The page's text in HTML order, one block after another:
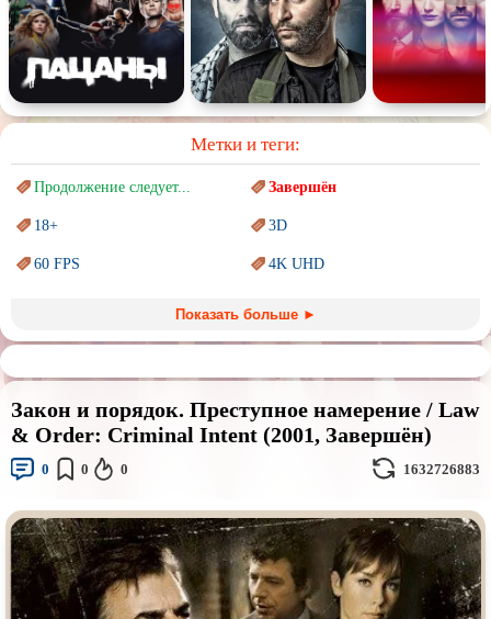
Метки и теги:
Продолжение следует... Завершён
18+ 3D
60 FPS 4K UHD
Marvel PIXAR
Sci-Fi (Научнаяфантастика) Trash (трэш) movies
Авангард иСюрреализм Ангелы и Демоны
Аниме
Дорамы Индийское кино
Киберпанк Коллекция
Комикс Маги и Волшебники
Показать больше ►
Закон и порядок. Преступное намерение / Law
& Order: Criminal Intent (2001, Завершён)
0 0 0 1632726883